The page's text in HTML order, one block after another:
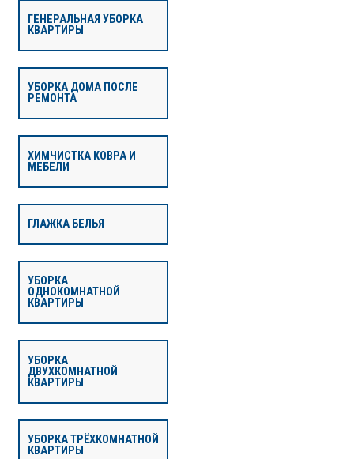
ГЕНЕРАЛЬНАЯ УБОРКА
КВАРТИРЫ
УБОРКА ДОМА ПОСЛЕ
РЕМОНТА
ХИМЧИСТКА КОВРА И
МЕБЕЛИ
ГЛАЖКА БЕЛЬЯ
УБОРКА
ОДНОКОМНАТНОЙ
КВАРТИРЫ
УБОРКА
ДВУХКОМНАТНОЙ
КВАРТИРЫ
УБОРКА ТРЁХКОМНАТНОЙ
КВАРТИРЫ